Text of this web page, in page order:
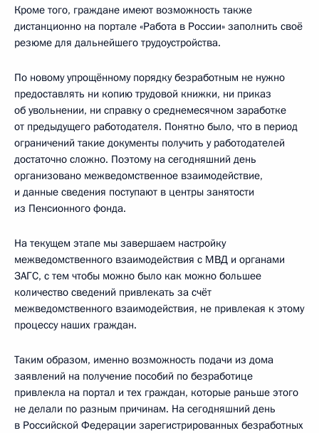
Кроме того, граждане имеют возможность также
дистанционно на портале «Работа в России» заполнить своё
резюме для дальнейшего трудоустройства.
По новому упрощённому порядку безработным не нужно
предоставлять ни копию трудовой книжки, ни приказ
об увольнении, ни справку о среднемесячном заработке
от предыдущего работодателя. Понятно было, что в период
ограничений такие документы получить у работодателей
достаточно сложно. Поэтому на сегодняшний день
организовано межведомственное взаимодействие,
и данные сведения поступают в центры занятости
из Пенсионного фонда.
На текущем этапе мы завершаем настройку
межведомственного взаимодействия с МВД и органами
ЗАГС, с тем чтобы можно было как можно большее
количество сведений привлекать за счёт
межведомственного взаимодействия, не привлекая к этому
процессу наших граждан.
Таким образом, именно возможность подачи из дома
заявлений на получение пособий по безработице
привлекла на портал и тех граждан, которые раньше этого
не делали по разным причинам. На сегодняшний день
в Российской Федерации зарегистрированных безработных